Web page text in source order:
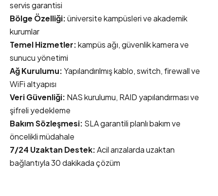
servis garantisi
Bölge Özelliği:üniversite kampüsleri ve akademik
kurumlar
Temel Hizmetler:kampüs ağı, güvenlik kamera ve
sunucu yönetimi
Ağ Kurulumu:Yapılandırılmış kablo, switch, firewall ve
WiFi altyapısı
Veri Güvenliği: NAS kurulumu, RAID yapılandırması ve
şifreli yedekleme
Bakım Sözleşmesi: SLA garantili planlı bakım ve
öncelikli müdahale
7/24 Uzaktan Destek:Acil arızalarda uzaktan
bağlantıyla 30 dakikada çözüm